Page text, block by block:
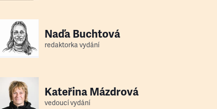
Naďa Buchtová
redaktorka vydání
Kateřina Mázdrová
vedoucí vydání